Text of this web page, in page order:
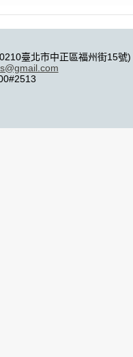
臺北市中正區福州街15號)